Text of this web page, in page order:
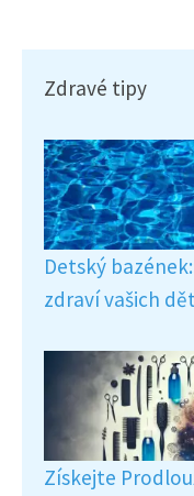
Zdravé tipy
Detský
zdraví vašich
Získejte